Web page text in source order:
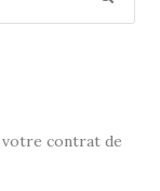
votre contrat de